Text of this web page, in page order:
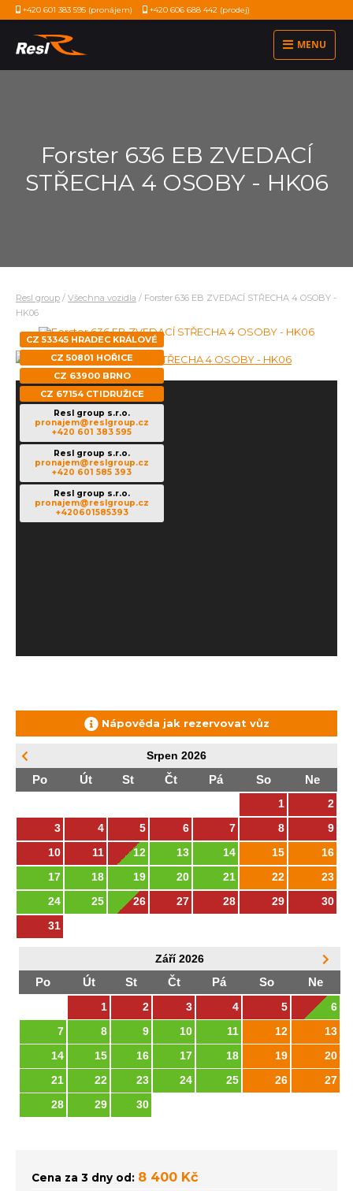
+420 601 383 595 (pronájem) +420 606 688 442 (prodej)
MENU
Forster 636 EB ZVEDACÍ
STŘECHA 4 OSOBY - HK06
Resl group / Všechna vozidla / Forster 636 EB ZVEDACÍ STŘECHA 4 OSOBY -
HK06
CZ 53345 HRADEC KRÁLOVÉ
CZ 50801 HOŘICE
CZ 63900 BRNO
CZ 67154 CTIDRUŽICE
Resl group s.r.o.
pronajem@reslgroup.cz
+420 601 383 595
Resl group s.r.o.
pronajem@reslgroup.cz
+420 601 585 393
Resl group s.r.o.
pronajem@reslgroup.cz
+420601585393
Nápověda jak rezervovat vůz
Srpen 2026
Po
Út St Čt Pá So Ne
1 2
3 4 5 6 7 8 9
10 11 12 13 14 15 16
17 18 19 20 21 22 23
24 25 26 27 28 29 30
31
Září 2026
Po
Út St Čt Pá So Ne
1 2 3 4 5 6
7 8 9 10 11 12 13
14 15 16 17 18 19 20
21 22 23 24 25 26 27
28 29 30
Cena za 3 dny od: 8 400 Kč